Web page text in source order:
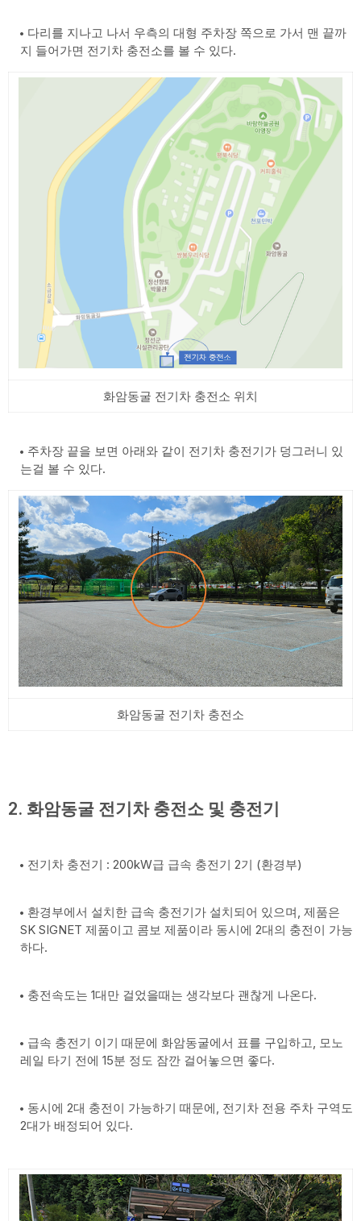
다리를 지나고 나서 우측의 대형 주차장 쪽으로 가서 맨 끝까
지 들어가면 전기차 충전소를 볼 수 있다.
화암동굴 전기차 충전소 위치
주차장 끝을 보면 아래와 같이 전기차 충전기가 덩그러니 있
는걸 볼 수 있다.
화암동굴 전기차 충전소
2. 화암동굴 전기차 충전소 및 충전기
전기차 충전기 : 200kW급 급속 충전기 2기 (환경부)
환경부에서 설치한 급속 충전기가 설치되어 있으며, 제품은
SK SIGNET 제품이고 콤보 제품이라 동시에 2대의 충전이 가능
하다.
충전속도는 1대만 걸었을때는 생각보다 괜찮게 나온다.
급속 충전기 이기 때문에 화암동굴에서 표를 구입하고, 모노
레일 타기 전에 15분 정도 잠깐 걸어놓으면 좋다.
동시에 2대 충전이 가능하기 때문에, 전기차 전용 주차 구역도
2대가 배정되어 있다.